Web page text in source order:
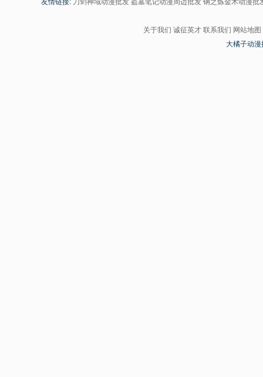
友情链接: 刀剑神域动漫批发 盗墓笔记动漫周边批发 钢之炼金术动漫批
关于我们 诚征英才 联系我们 网站地图
大橘子动